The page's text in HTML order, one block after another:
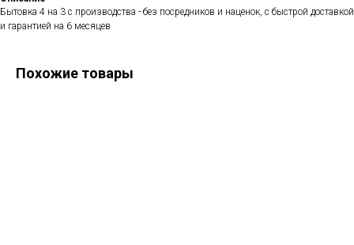
Бытовка 4 на 3 с производства - без посредников и наценок, с быстрой доставкой
и гарантией на 6 месяцев
Похожие товары